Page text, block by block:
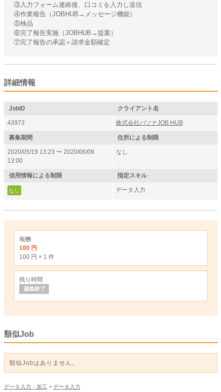
③入力フォーム連絡後、口コミを入力し送信
④作業報告（JOBHUB→メッセージ機能）
⑤検品
⑥完了報告実施（JOBHUB→提案）
⑦完了報告の承認＝請求金額確定
詳細情報
JobID クライアント名
43973 株式会社パソナJOB HUB
募集期間 住所による制限
2020/05/19 13:23 〜 2020/06/09
13:00
なし
信用情報による制限 指定スキル
なし データ入力
報酬
100 円
100 円 × 1 件
残り時間
類似Job
類似Jobはありません。
データ入力・加工 > データ入力